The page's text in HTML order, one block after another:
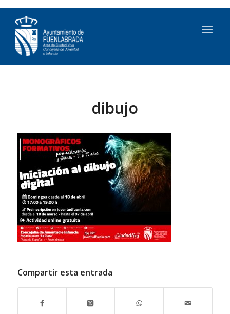
dibujo
Compartir esta entrada